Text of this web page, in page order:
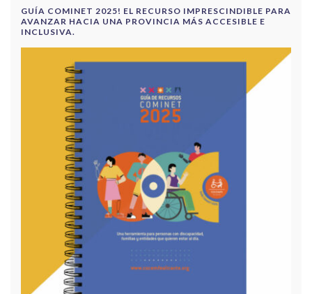
GUÍA COMINET 2025! EL RECURSO IMPRESCINDIBLE PARA
AVANZAR HACIA UNA PROVINCIA MÁS ACCESIBLE E
INCLUSIVA.